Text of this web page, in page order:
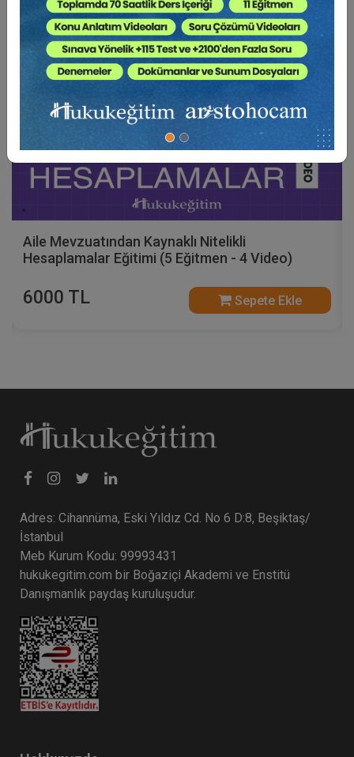
Hukuk Eğitim
Miras Mevzuatından Kaynaklı Nitelikli
Hesaplamalar Eğitimi (2 Eğitmen - 2 Video)
6000 TL Sepete Ekle
Adres: Cihannüma, Eski Yıldız Cd. No 6 D:8, Beşiktaş/
İstanbul
Meb Kurum Kodu: 99993431
hukukegitim.com bir Boğaziçi Akademi ve Enstitü
Danışmanlık paydaş kuruluşudur.